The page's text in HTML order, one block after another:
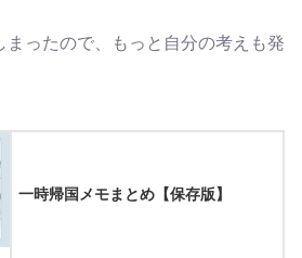
まったので、もっと自分の考えも発
一時帰国メモまとめ【保存版】